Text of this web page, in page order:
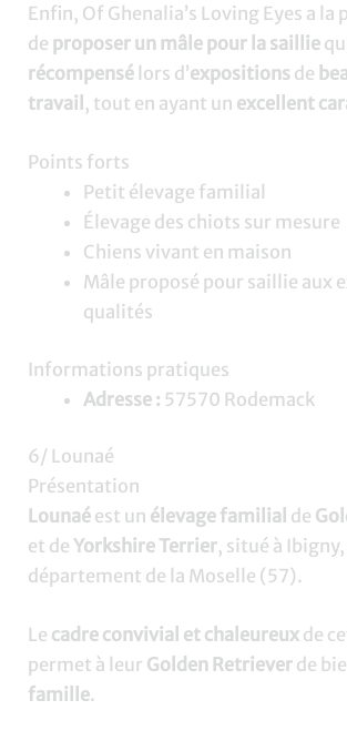
Enfin, Of Ghenalia’s Loving Eyes a
de proposer un mâle pour la saillie
récompensé lors d’expositions de
travail , tout en ayant un excellent
Points forts
Petit élevage familial
Élevage des chiots sur mesure
Chiens vivant en maison
Mâle proposé pour saillie aux
qualités
Informations pratiques
Adresse : 57570 Rodemack
6/ Lounaé
Présentation
Lounaé est un élevage familial de
et deYorkshire Terrier, situé à
département de la Moselle (57).
Le cadre convivial et chaleureux de
permet à leur Golden Retriever de
famille.